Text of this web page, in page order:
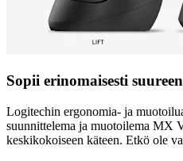
Sopii erinomaisesti
Logitechin ergonomia- ja
suunnittelema ja muotoilema MX
keskikokoiseen käteen. Etkö ole